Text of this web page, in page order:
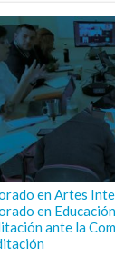
en Artes
en
ante la